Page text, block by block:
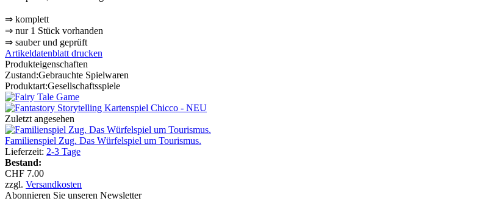
⇒ komplett
⇒ nur 1 Stück vorhanden
⇒ sauber und geprüft
Artikeldatenblatt drucken
Produkteigenschaften
Zustand:Gebrauchte Spielwaren
Produktart:Gesellschaftsspiele
Zuletzt angesehen
Familienspiel Zug. Das Würfelspiel um Tourismus.
Lieferzeit: 2-3 Tage
Bestand:
CHF 7.00
zzgl. Versandkosten
Abonnieren Sie unseren Newsletter